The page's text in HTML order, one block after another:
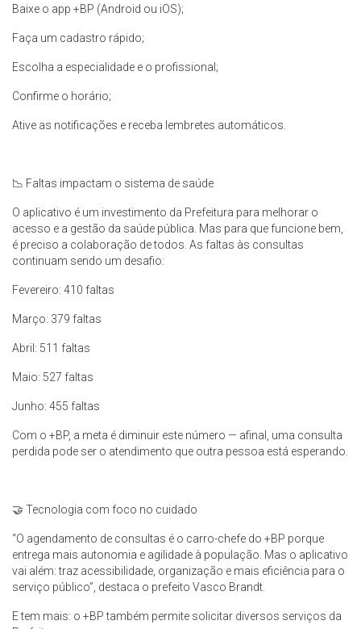
Baixe o app +BP (Android ou iOS);
Faça um cadastro rápido;
Escolha a especialidade e o profissional;
Confirme o horário;
Ative as notificações e receba lembretes automáticos.
📉 Faltas impactam o sistema de saúde
O aplicativo é um investimento da Prefeitura para melhorar o
acesso e a gestão da saúde pública. Mas para que funcione bem,
é preciso a colaboração de todos. As faltas às consultas
continuam sendo um desafio:
Fevereiro: 410 faltas
Março: 379 faltas
Abril: 511 faltas
Maio: 527 faltas
Junho: 455 faltas
Com o +BP, a meta é diminuir este número — afinal, uma consulta
perdida pode ser o atendimento que outra pessoa está esperando.
🤝 Tecnologia com foco no cuidado
“O agendamento de consultas é o carro-chefe do +BP porque
entrega mais autonomia e agilidade à população. Mas o aplicativo
vai além: traz acessibilidade, organização e mais eficiência para o
serviço público”, destaca o prefeito Vasco Brandt.
E tem mais: o +BP também permite solicitar diversos serviços da